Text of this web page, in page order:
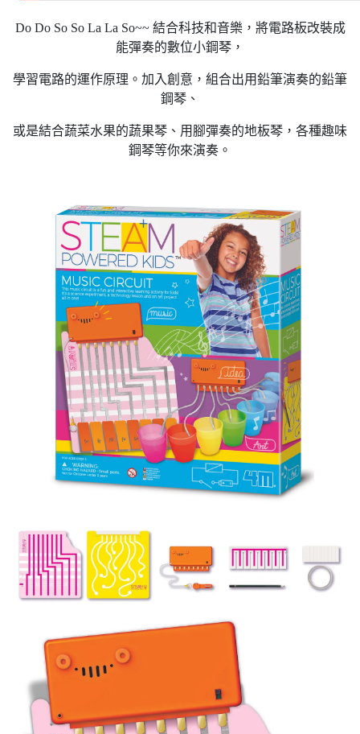
Do Do So So La La So~~ 結合科技和音樂，將電路板改裝成
能彈奏的數位小鋼琴，
學習電路的運作原理。加入創意，組合出用鉛筆演奏的鉛筆
鋼琴、
或是結合蔬菜水果的蔬果琴、用腳彈奏的地板琴，各種趣味
鋼琴等你來演奏。